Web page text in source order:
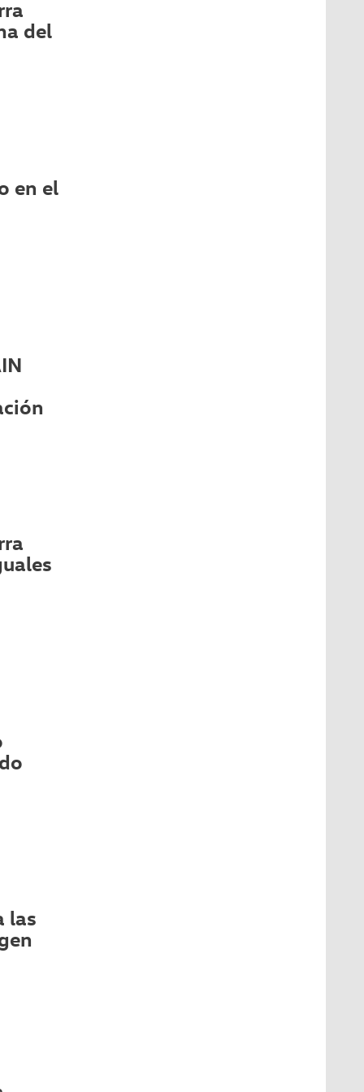
del
en el
las